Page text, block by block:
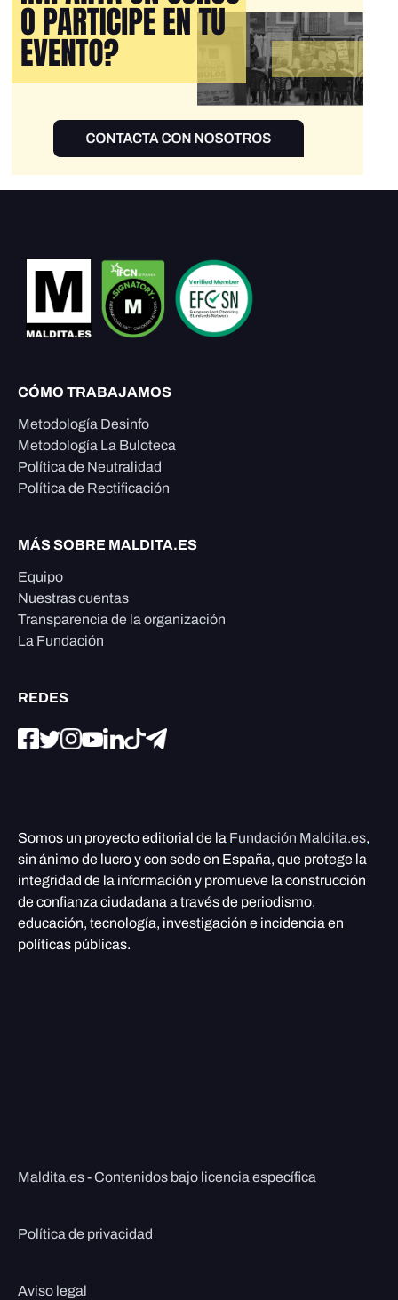
CÓMO TRABAJAMOS
Metodología Desinfo
Metodología La Buloteca
Política de Neutralidad
Política de Rectificación
MÁS SOBRE MALDITA.ES
Equipo
Nuestras cuentas
Transparencia de la organización
La Fundación
REDES
Somos un proyecto editorial de la Fundación Maldita.es,
sin ánimo de lucro y con sede en España, que protege la
integridad de la información y promueve la construcción
de confianza ciudadana a través de periodismo,
educación, tecnología, investigación e incidencia en
políticas públicas.
Maldita.es - Contenidos bajo licencia específica
Política de privacidad
Aviso legal